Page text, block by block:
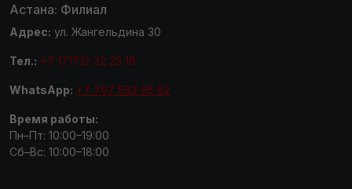
Астана: Филиал
Адрес: ул. Жангельдина 30
Тел.: +7 (7172) 32 25 18
WhatsApp: +7 707 592 95 62
Время работы:
Пн–Пт: 10:00–19:00
Сб–Вс: 10:00–18:00